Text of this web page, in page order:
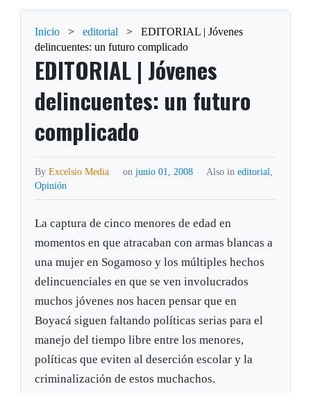
Inicio > editorial >
EDITORIAL | Jóvenes
delincuentes: un futuro complicado
EDITORIAL | Jóvenes
delincuentes: un futuro
complicado
ByExcelsio Media on junio 01, 2008 Also in editorial,
Opinión
La captura de cinco menores de edad en
momentos en que atracaban con armas blancas a
una mujer en Sogamoso y los múltiples hechos
delincuenciales en que se ven involucrados
muchos jóvenes nos hacen pensar que en
Boyacá siguen faltando políticas serias para el
manejo del tiempo libre entre los menores,
políticas que eviten al deserción escolar y la
criminalización de estos muchachos.